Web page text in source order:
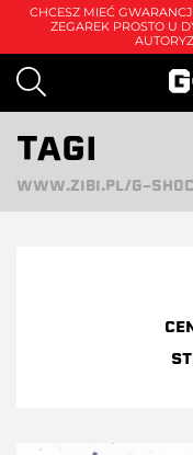
CHCESZ MIEĆ
ZEGAREK PROSTO U
TAGI
WWW.ZIBI.PL/G-